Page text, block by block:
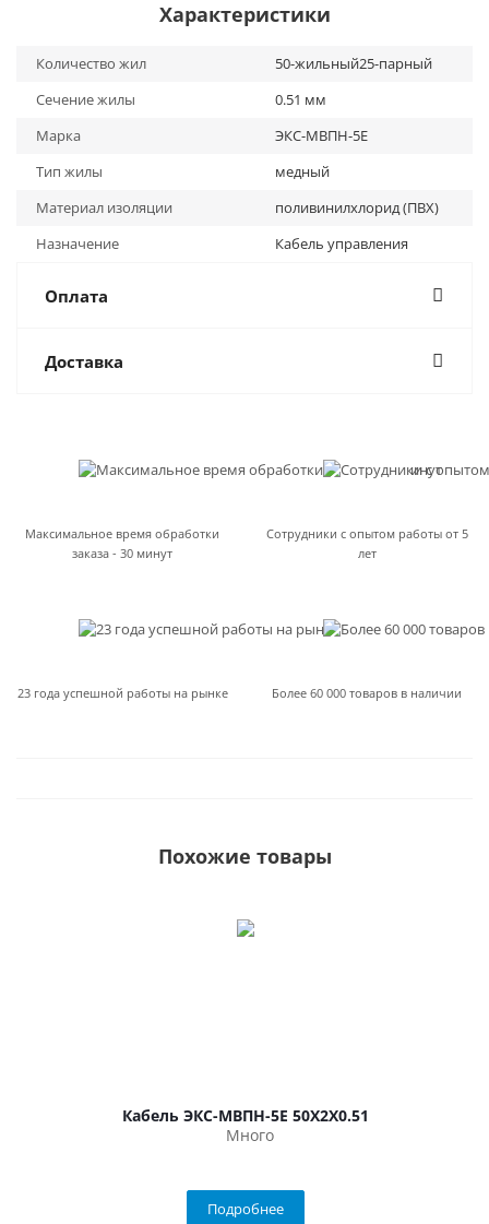
Характеристики
Количество жил
50-жильный25-парный
Сечение жилы
0.51 мм
Марка
ЭКС-МВПН-5Е
Тип жилы
медный
Материал изоляции
поливинилхлорид (ПВХ)
Назначение
Кабель управления
Оплата
Доставка
Максимальное время обработки
заказа - 30 минут
Сотрудники с опытом работы от 5
лет
23 года успешной работы на рынке Более 60 000 товаров в наличии
Похожие товары
Кабель ЭКС-МВПН-5Е 50Х2Х0.51
Много
Подробнее